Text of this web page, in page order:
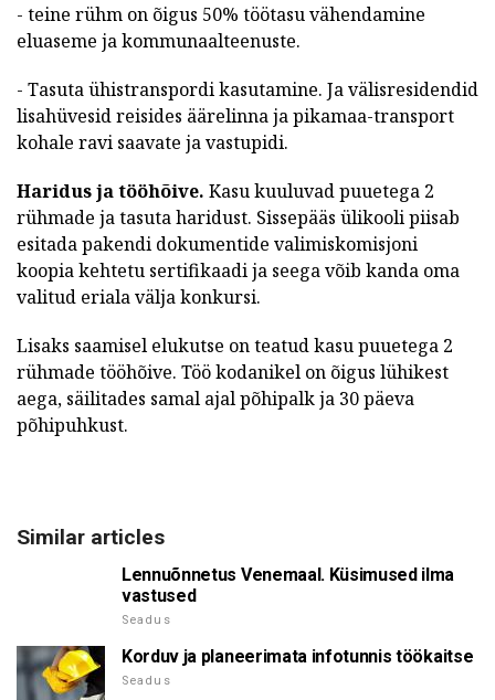
- teine rühm on õigus 50% töötasu vähendamine
eluaseme ja kommunaalteenuste.
- Tasuta ühistranspordi kasutamine. Ja välisresidendid
lisahüvesid reisides äärelinna ja pikamaa-transport
kohale ravi saavate ja vastupidi.
Haridus ja tööhõive. Kasu kuuluvad puuetega 2
rühmade ja tasuta haridust. Sissepääs ülikooli piisab
esitada pakendi dokumentide valimiskomisjoni
koopia kehtetu sertifikaadi ja seega võib kanda oma
valitud eriala välja konkursi.
Lisaks saamisel elukutse on teatud kasu puuetega 2
rühmade tööhõive. Töö kodanikel on õigus lühikest
aega, säilitades samal ajal põhipalk ja 30 päeva
põhipuhkust.
Similar articles
Lennuõnnetus Venemaal. Küsimused ilma
vastused
Seadus
Korduv ja planeerimata infotunnis töökaitse
Seadus